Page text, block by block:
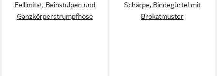
Fellimitat, Beinstulpen und
Ganzkörperstrumpfhose
Schärpe, Bindegürtel mit
Brokatmuster